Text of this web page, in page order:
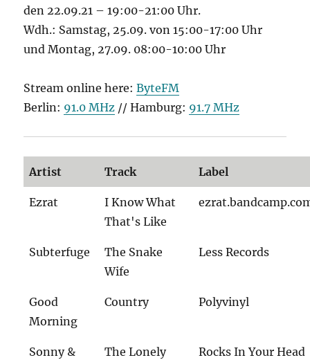
den 22.09.21 – 19:00-21:00 Uhr.
Wdh.: Samstag, 25.09. von 15:00-17:00 Uhr
und Montag, 27.09. 08:00-10:00 Uhr
Stream online here:ByteFM
Berlin: 91.0 MHz // Hamburg: 91.7 MHz
Artist Track Label
Ezrat
I Know What
That's Like
Subterfuge
The Snake
Wife
Less Records
Good
Morning
Country Polyvinyl
Sonny &
The Lonely
Rocks In Your Head